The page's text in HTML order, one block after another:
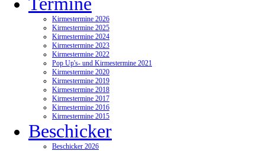
Kirmestermine 2026
Kirmestermine 2025
Kirmestermine 2024
Kirmestermine 2023
Kirmestermine 2022
Pop Up's- und Kirmestermine 2021
Kirmestermine 2020
Kirmestermine 2019
Kirmestermine 2018
Kirmestermine 2017
Kirmestermine 2016
Kirmestermine 2015
Beschicker
Beschicker 2026